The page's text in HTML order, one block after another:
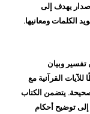
يهدف إلى
الكلمات ومعانيها.
وبيان
القرآنية مع
يتضمن الكتاب
إلى توضيح أحكام